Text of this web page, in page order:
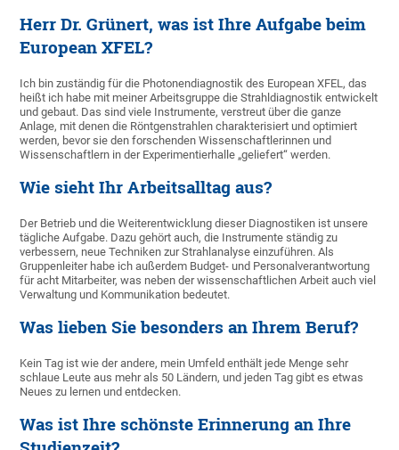
Herr Dr. Grünert, was ist Ihre Aufgabe beim
European XFEL?
Ich bin zuständig für die Photonendiagnostik des European XFEL, das
heißt ich habe mit meiner Arbeitsgruppe die Strahldiagnostik entwickelt
und gebaut. Das sind viele Instrumente, verstreut über die ganze
Anlage, mit denen die Röntgenstrahlen charakterisiert und optimiert
werden, bevor sie den forschenden Wissenschaftlerinnen und
Wissenschaftlern in der Experimentierhalle „geliefert“ werden.
Wie sieht Ihr Arbeitsalltag aus?
Der Betrieb und die Weiterentwicklung dieser Diagnostiken ist unsere
tägliche Aufgabe. Dazu gehört auch, die Instrumente ständig zu
verbessern, neue Techniken zur Strahlanalyse einzuführen. Als
Gruppenleiter habe ich außerdem Budget- und Personalverantwortung
für acht Mitarbeiter, was neben der wissenschaftlichen Arbeit auch viel
Verwaltung und Kommunikation bedeutet.
Was lieben Sie besonders an Ihrem Beruf?
Kein Tag ist wie der andere, mein Umfeld enthält jede Menge sehr
schlaue Leute aus mehr als 50 Ländern, und jeden Tag gibt es etwas
Neues zu lernen und entdecken.
Was ist Ihre schönste Erinnerung an Ihre